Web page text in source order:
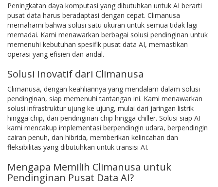
Peningkatan daya komputasi yang dibutuhkan untuk AI berarti
pusat data harus beradaptasi dengan cepat. Climanusa
memahami bahwa solusi satu ukuran untuk semua tidak lagi
memadai. Kami menawarkan berbagai solusi pendinginan untuk
memenuhi kebutuhan spesifik pusat data AI, memastikan
operasi yang efisien dan andal.
Solusi Inovatif dari Climanusa
Climanusa, dengan keahliannya yang mendalam dalam solusi
pendinginan, siap memenuhi tantangan ini. Kami menawarkan
solusi infrastruktur ujung ke ujung, mulai dari jaringan listrik
hingga chip, dan pendinginan chip hingga chiller. Solusi siap AI
kami mencakup implementasi berpendingin udara, berpendingin
cairan penuh, dan hibrida, memberikan kelincahan dan
fleksibilitas yang dibutuhkan untuk transisi AI.
Mengapa Memilih Climanusa untuk
Pendinginan Pusat Data AI?